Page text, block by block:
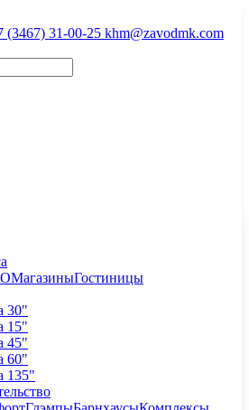
(3467) 31-00-25 khm@zavodmk.com
МагазиныГостиницы
30"
15"
45"
60"
135"